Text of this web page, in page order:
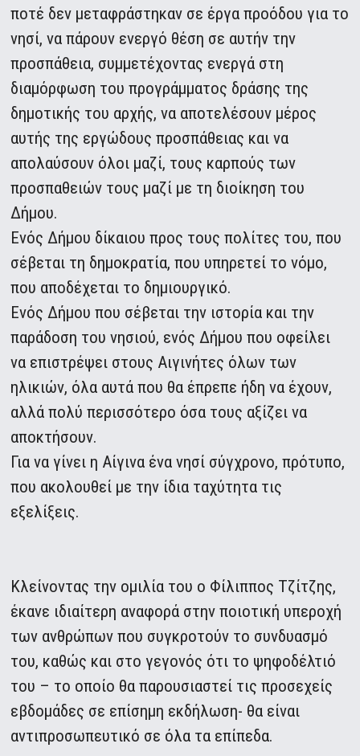
ποτέ δεν μεταφράστηκαν σε έργα προόδου για το
νησί, να πάρουν ενεργό θέση σε αυτήν την
προσπάθεια, συμμετέχοντας ενεργά στη
διαμόρφωση του προγράμματος δράσης της
δημοτικής του αρχής, να αποτελέσουν μέρος
αυτής της εργώδους προσπάθειας και να
απολαύσουν όλοι μαζί, τους καρπούς των
προσπαθειών τους μαζί με τη διοίκηση του
Δήμου.
Ενός Δήμου δίκαιου προς τους πολίτες του, που
σέβεται τη δημοκρατία, που υπηρετεί το νόμο,
που αποδέχεται το δημιουργικό.
Ενός Δήμου που σέβεται την ιστορία και την
παράδοση του νησιού, ενός Δήμου που οφείλει
να επιστρέψει στους Αιγινήτες όλων των
ηλικιών, όλα αυτά που θα έπρεπε ήδη να έχουν,
αλλά πολύ περισσότερο όσα τους αξίζει να
αποκτήσουν.
Για να γίνει η Αίγινα ένα νησί σύγχρονο, πρότυπο,
που ακολουθεί με την ίδια ταχύτητα τις
εξελίξεις.
Κλείνοντας την ομιλία του ο Φίλιππος Τζίτζης,
έκανε ιδιαίτερη αναφορά στην ποιοτική υπεροχή
των ανθρώπων που συγκροτούν το συνδυασμό
του, καθώς και στο γεγονός ότι το ψηφοδέλτιό
του – το οποίο θα παρουσιαστεί τις προσεχείς
εβδομάδες σε επίσημη εκδήλωση- θα είναι
αντιπροσωπευτικό σε όλα τα επίπεδα.